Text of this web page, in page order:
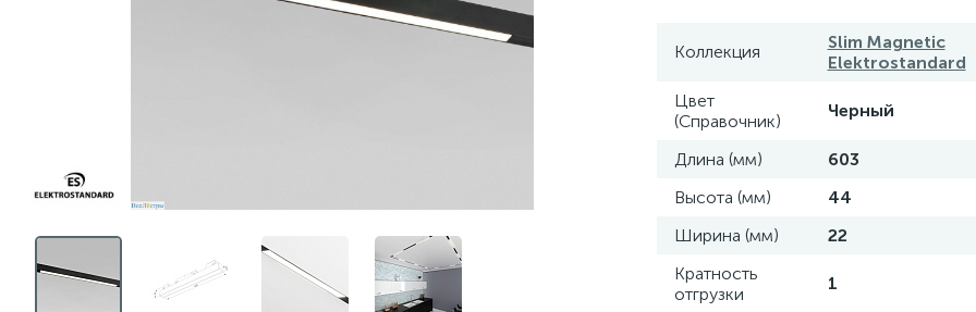
Коллекция
Slim Magnetic
Elektrostandard
Цвет
(Справочник)
Черный
Длина (мм)
603
Высота (мм)
44
Ширина (мм)
22
Кратность
отгрузки
1